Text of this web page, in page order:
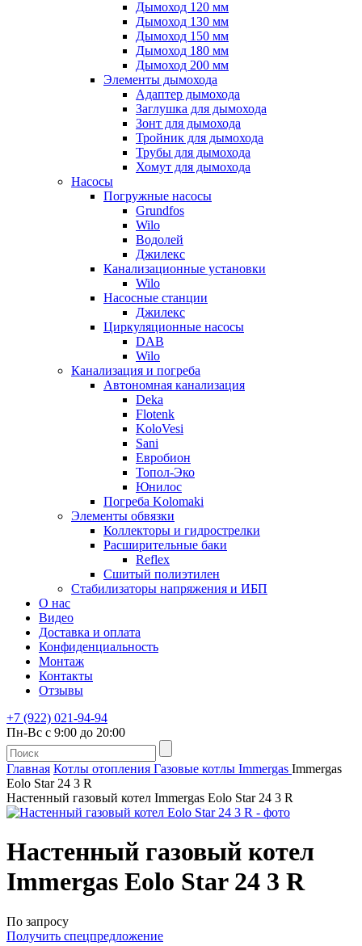
Дымоход 120 мм
Дымоход 130 мм
Дымоход 150 мм
Дымоход 180 мм
Дымоход 200 мм
Элементы дымохода
Адаптер дымохода
Заглушка для дымохода
Зонт для дымохода
Тройник для дымохода
Трубы для дымохода
Хомут для дымохода
Насосы
Погружные насосы
Grundfos
Wilo
Водолей
Джилекс
Канализационные установки
Wilo
Насосные станции
Джилекс
Циркуляционные насосы
DAB
Wilo
Канализация и погреба
Автономная канализация
Deka
Flotenk
KoloVesi
Sani
Евробион
Топол-Эко
Юнилос
Погреба Kolomaki
Элементы обвязки
Коллекторы и гидрострелки
Расширительные баки
Reflex
Сшитый полиэтилен
Стабилизаторы напряжения и ИБП
О нас
Видео
Доставка и оплата
Конфиденциальность
Монтаж
Контакты
Отзывы
+7 (922) 021-94-94
Пн-Вс с 9:00 до 20:00
Главная Котлы отопления Газовые котлы Immergas Immergas
Eolo Star 24 3 R
Настенный газовый котел Immergas Eolo Star 24 3 R
Настенный газовый котел
Immergas Eolo Star 24 3 R
По запросу
Получить спецпредложение